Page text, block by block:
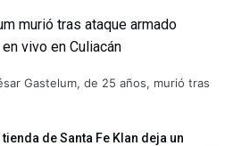
murió tras ataque armado
vivo en Culiacán
Gastelum, de 25 años, murió tras
tienda de Santa Fe Klan deja un